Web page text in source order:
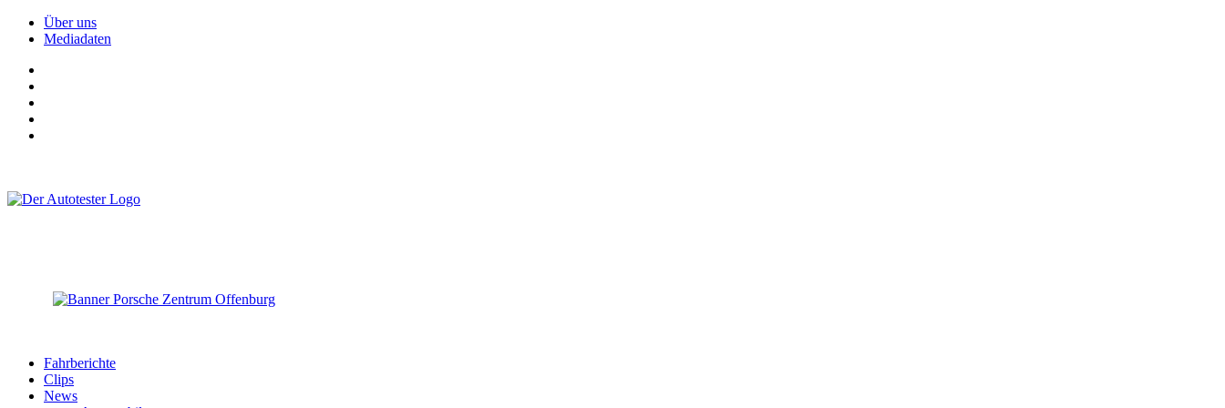
Über uns
Mediadaten
Fahrberichte
Clips
News